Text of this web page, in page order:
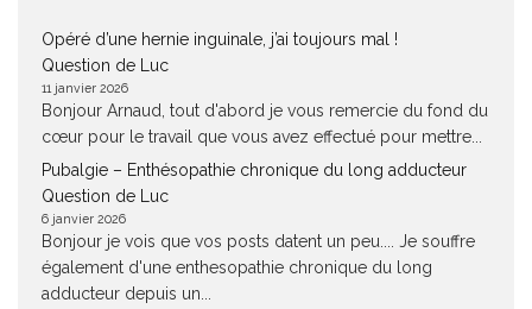
Opéré d’une hernie inguinale, j’ai toujours mal !
Question de Luc
11 janvier 2026
Bonjour Arnaud, tout d'abord je vous remercie du fond du
cœur pour le travail que vous avez effectué pour mettre...
Pubalgie – Enthésopathie chronique du long adducteur
Question de Luc
6 janvier 2026
Bonjour je vois que vos posts datent un peu.... Je souffre
également d'une enthesopathie chronique du long
adducteur depuis un...